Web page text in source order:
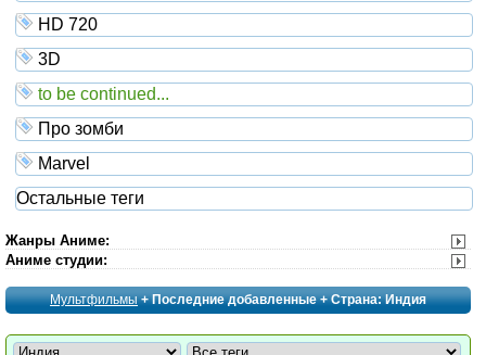
HD 720
3D
to be continued...
Про зомби
Marvel
Остальные теги
Жанры Аниме:
Аниме студии:
Мультфильмы+ Последние добавленные + Страна: Индия